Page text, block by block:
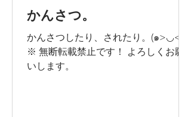
かんさつ。
かんさつしたり、されたり。(๑>◡<๑)
※ 無断転載禁止です！ よろしくお願
いします。